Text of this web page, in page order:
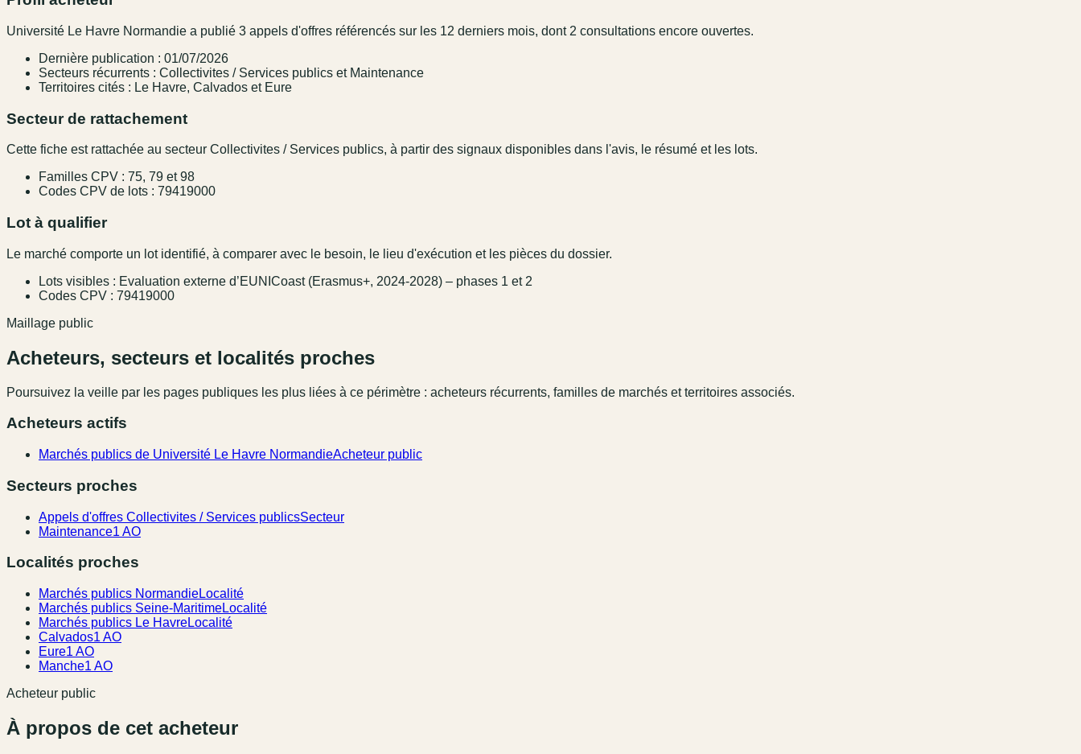
Université Le Havre Normandie a publié 3 appels d'offres référencés sur les 12 derniers mois, dont 2 consultations encore ouvertes.
Dernière publication : 01/07/2026
Secteurs récurrents : Collectivites / Services publics et Maintenance
Territoires cités : Le Havre, Calvados et Eure
Secteur de rattachement
Cette fiche est rattachée au secteur Collectivites / Services publics, à partir des signaux disponibles dans l'avis, le résumé et les lots.
Familles CPV : 75, 79 et 98
Codes CPV de lots : 79419000
Lot à qualifier
Le marché comporte un lot identifié, à comparer avec le besoin, le lieu d'exécution et les pièces du dossier.
Lots visibles : Evaluation externe d’EUNICoast (Erasmus+, 2024-2028) – phases 1 et 2
Codes CPV : 79419000
Maillage public
Acheteurs, secteurs et localités proches
Poursuivez la veille par les pages publiques les plus liées à ce périmètre : acheteurs récurrents, familles de marchés et territoires associés.
Acheteurs actifs
Marchés publics de Université Le Havre NormandieAcheteur public
Secteurs proches
Appels d'offres Collectivites / Services publicsSecteur
Maintenance1 AO
Localités proches
Marchés publics NormandieLocalité
Marchés publics Seine-MaritimeLocalité
Marchés publics Le HavreLocalité
Calvados1 AO
Eure1 AO
Manche1 AO
Acheteur public
À propos de cet acheteur